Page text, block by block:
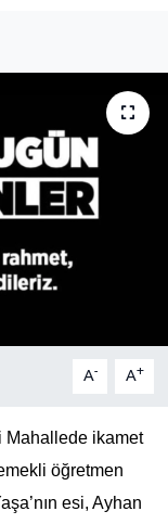
A- A+
Mahallede ikamet
öğretmen
esi, Ayhan